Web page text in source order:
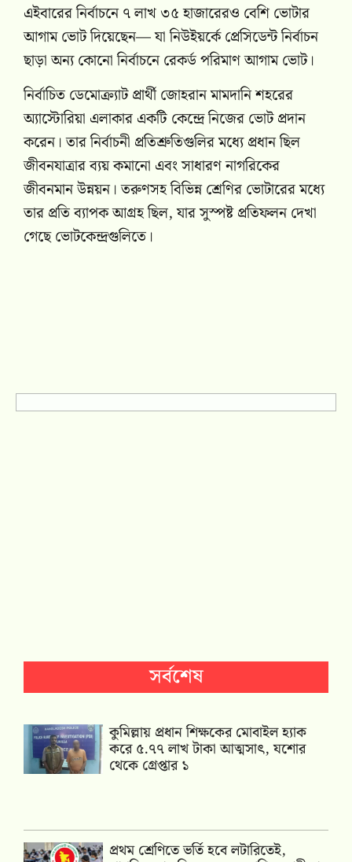
এইবারের নির্বাচনে ৭ লাখ ৩৫ হাজারেরও বেশি ভোটার
আগাম ভোট দিয়েছেন— যা নিউইয়র্কে প্রেসিডেন্ট নির্বাচন
ছাড়া অন্য কোনো নির্বাচনে রেকর্ড পরিমাণ আগাম ভোট।
নির্বাচিত ডেমোক্র্যাট প্রার্থী জোহরান মামদানি শহরের
অ্যাস্টোরিয়া এলাকার একটি কেন্দ্রে নিজের ভোট প্রদান
করেন। তার নির্বাচনী প্রতিশ্রুতিগুলির মধ্যে প্রধান ছিল
জীবনযাত্রার ব্যয় কমানো এবং সাধারণ নাগরিকের
জীবনমান উন্নয়ন। তরুণসহ বিভিন্ন শ্রেণির ভোটারের মধ্যে
তার প্রতি ব্যাপক আগ্রহ ছিল, যার সুস্পষ্ট প্রতিফলন দেখা
গেছে ভোটকেন্দ্রগুলিতে।
সর্বশেষ
কুমিল্লায় প্রধান শিক্ষকের মোবাইল হ্যাক
করে ৫.৭৭ লাখ টাকা আত্মসাৎ, যশোর
থেকে গ্রেপ্তার ১
প্রথম শ্রেণিতে ভর্তি হবে লটারিতেই,